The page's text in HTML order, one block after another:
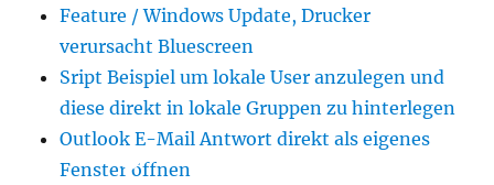
Feature / Windows Update, Drucker
verursacht Bluescreen
Sript Beispiel um lokale User anzulegen und
diese direkt in lokale Gruppen zu hinterlegen
Outlook E-Mail Antwort direkt als eigenes
Fenster öffnen